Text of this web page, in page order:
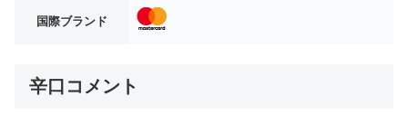
国際ブランド
辛口コメント